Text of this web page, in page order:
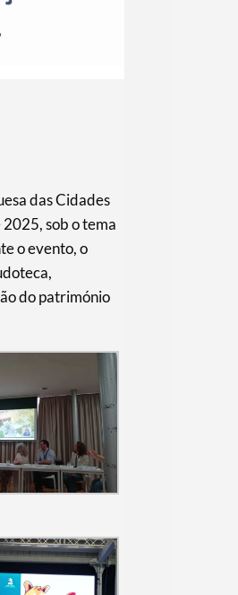
das Cidades
sob o tema
o evento, o
do património